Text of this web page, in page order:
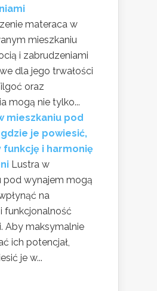
materaca w
mieszkaniu
i zabrudzeniami
dla jego trwałości
oraz
mogą nie tylko...
mieszkaniu pod
je powiesić,
funkcję i harmonię
Lustra w
pod wynajem mogą
na
funkcjonalność
Aby maksymalnie
ich potencjał,
je w...